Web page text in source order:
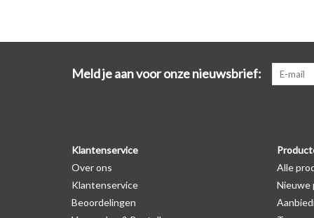
Meld je aan voor onze nieuwsbrief:
Klantenservice
Over ons
Klantenservice
Beoordelingen
Alle
Nieuwe